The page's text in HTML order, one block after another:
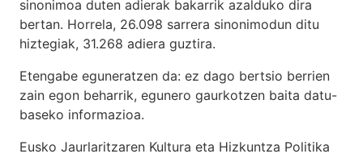
sinonimoa duten adierak bakarrik azalduko dira
bertan. Horrela, 26.098 sarrera sinonimodun ditu
hiztegiak, 31.268 adiera guztira.
Etengabe eguneratzen da: ez dago bertsio berrien
zain egon beharrik, egunero gaurkotzen baita datu-
baseko informazioa.
Eusko Jaurlaritzaren Kultura eta Hizkuntza Politika